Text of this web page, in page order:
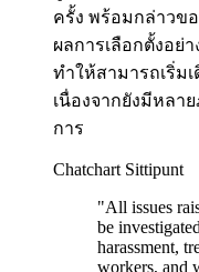
ครั้ง พร้อมกล่าวข
ผลการเลือกตั้งอย่
ทำให้สามารถเริ่ม
เนื่องจากยังมีหลา
การ
Chatchart Sittipunt
"All issues
be
harassment,
workers, and